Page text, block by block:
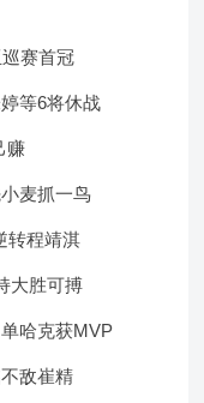
赛首冠
等6将休战
赚
麦抓一鸟
转程靖淇
大胜可搏
哈克获MVP
敌崔精